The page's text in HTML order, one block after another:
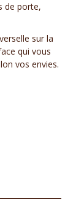
de porte,
sur la
qui vous
vos envies.